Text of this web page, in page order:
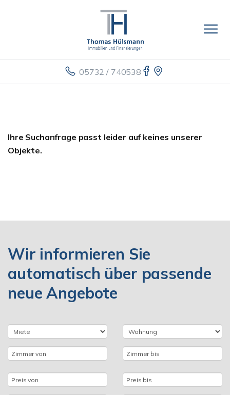
05732 / 740538
Ihre Suchanfrage passt leider auf keines unserer
Objekte.
Wir informieren Sie
automatisch über passende
neue Angebote